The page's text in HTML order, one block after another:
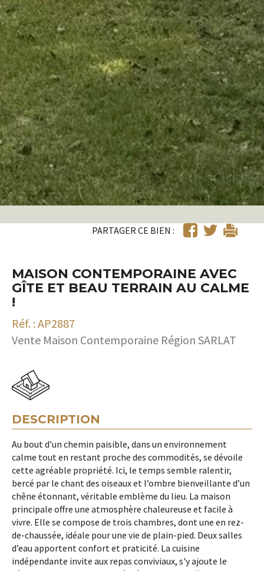
PARTAGER CE BIEN :
MAISON CONTEMPORAINE AVEC
GÎTE ET BEAU TERRAIN AU CALME
!
Réf. : AP2887
Vente Maison Contemporaine Région SARLAT
DESCRIPTION
Au bout d’un chemin paisible, dans un environnement
calme tout en restant proche des commodités, se dévoile
cette agréable propriété. Ici, le temps semble ralentir,
bercé par le chant des oiseaux et l’ombre bienveillante d’un
chêne étonnant, véritable emblème du lieu. La maison
principale offre une atmosphère chaleureuse et facile à
vivre. Elle se compose de trois chambres, dont une en rez-
de-chaussée, idéale pour une vie de plain-pied. Deux salles
d’eau apportent confort et praticité. La cuisine
indépendante invite aux repas conviviaux, s'y ajoute le